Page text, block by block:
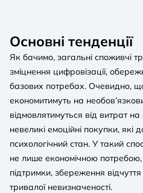
Основні тенденції
Як бачимо, загальні споживчі
зміцнення цифровізації,
базових потребах. Очевидно,
економитимуть на
відмовлятимуться від витрат на
невеликі емоційні покупки, які
психологічний стан. У такий
не лише економічною потребою,
підтримки, збереження
тривалої невизначеності.